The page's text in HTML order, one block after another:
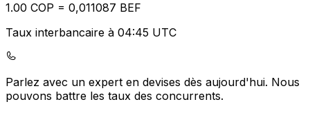
1.00 COP = 0,011087 BEF
Taux interbancaire à 04:45 UTC
Parlez avec un expert en devises dès aujourd'hui. Nous
pouvons battre les taux des concurrents.